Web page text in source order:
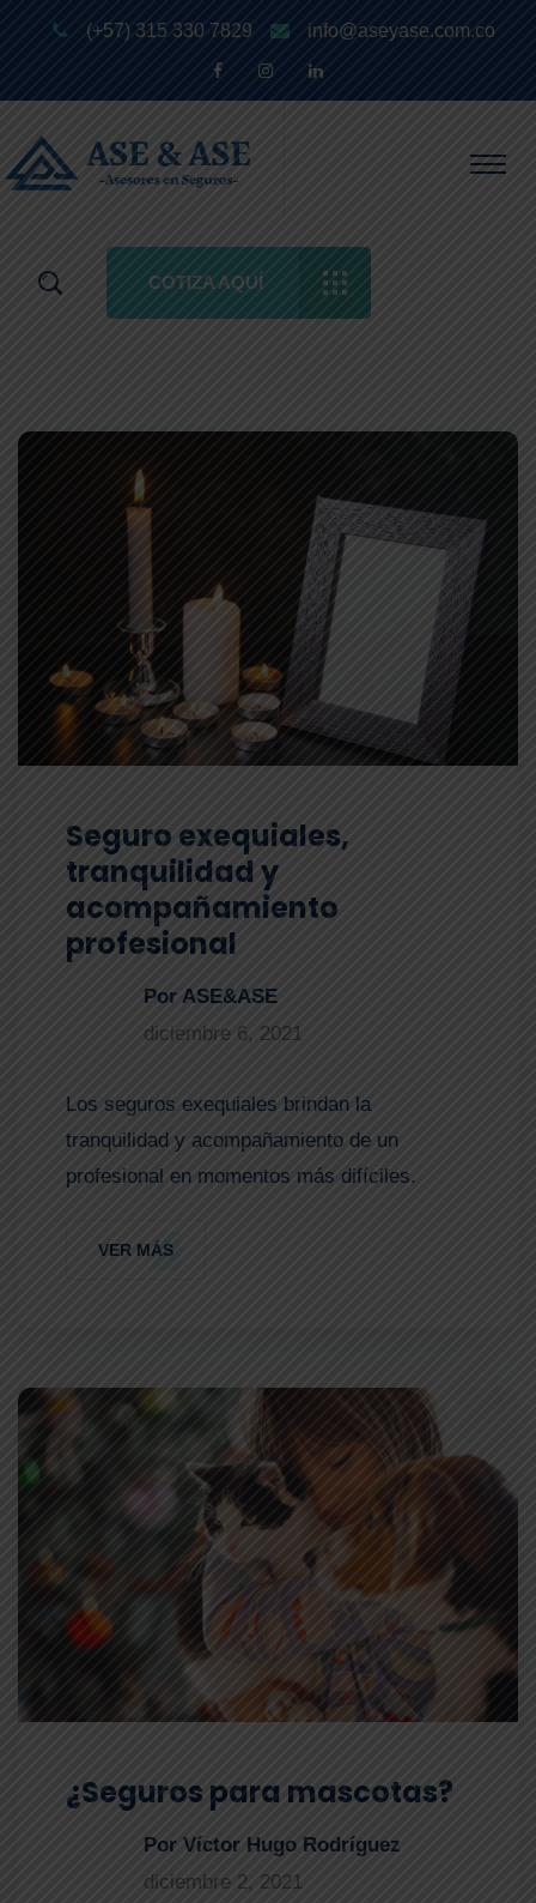
(+57) 315 330 7829 info@aseyase.com.co
COTIZA AQUÍ
Seguro exequiales,
tranquilidad y
acompañamiento
profesional
Por ASE&ASE
diciembre 6, 2021
Los seguros exequiales brindan la
tranquilidad y acompañamiento de un
profesional en momentos más difíciles.
VER MÁS
¿Seguros para mascotas?
Por Víctor Hugo Rodríguez
diciembre 2, 2021